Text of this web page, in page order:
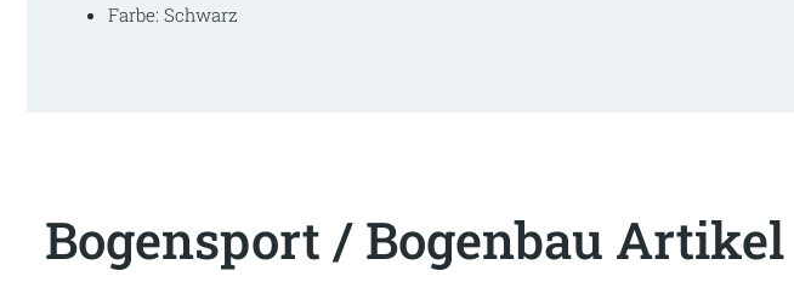
Farbe: Schwarz
Bogensport / Bogenbau Artikel